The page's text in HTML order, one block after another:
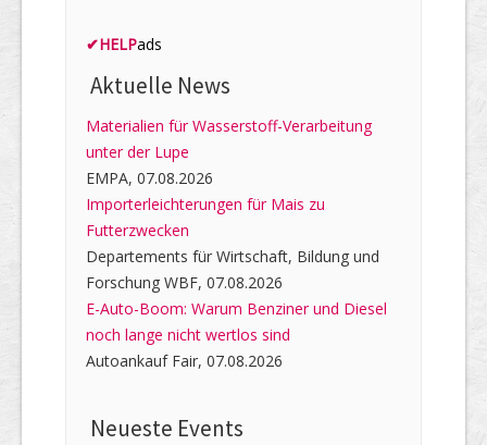
✔HELPads
Aktuelle News
Materialien für Wasserstoff-Verarbeitung
unter der Lupe
EMPA, 07.08.2026
Importerleichterungen für Mais zu
Futterzwecken
Departements für Wirtschaft, Bildung und
Forschung WBF, 07.08.2026
E-Auto-Boom: Warum Benziner und Diesel
noch lange nicht wertlos sind
Autoankauf Fair, 07.08.2026
Neueste Events